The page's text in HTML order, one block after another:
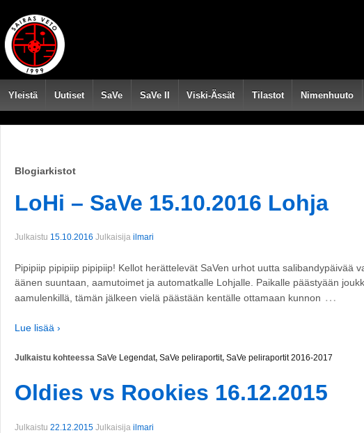
Yleistä Uutiset SaVe SaVe II Viski-Ässät Tilastot Nimenhuuto
Blogiarkistot
LoHi – SaVe 15.10.2016 Lohja
Julkaistu 15.10.2016 Julkaisija ilmari
Pipipiip pipipiip pipipiip! Kellot herättelevät SaVen urhot uutta salibandypäivää
äänen suuntaan, aamutoimet ja automatkalle Lohjalle. Paikalle päästyään
aamulenkillä, tämän jälkeen vielä päästään kentälle ottamaan kunnon …
Lue lisää ›
Julkaistu kohteessa SaVe Legendat, SaVe peliraportit, SaVe peliraportit 2016-2017
Oldies vs Rookies 16.12.2015
Julkaistu 22.12.2015 Julkaisija ilmari